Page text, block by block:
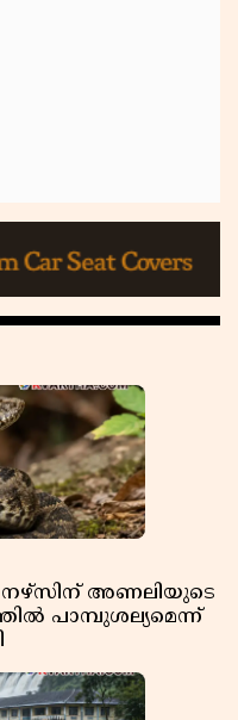
നഴ്സിന് അണലിയുടെ
പാമ്പുശല്യമെന്ന്